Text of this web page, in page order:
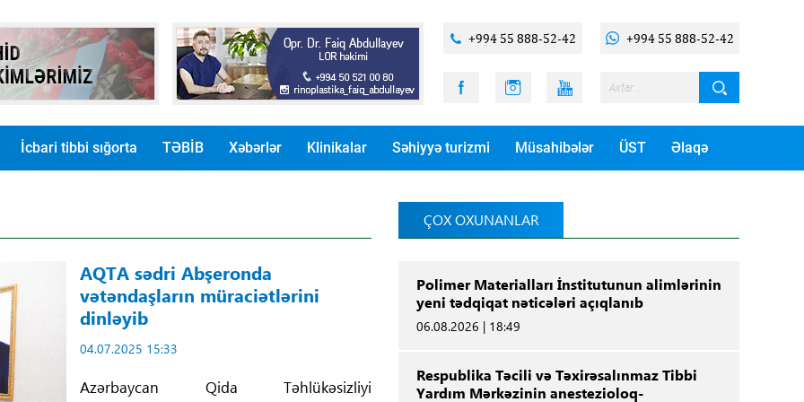
+994 55 888-52-42 +994 55 888-52-42
İcbari tibbi sığorta TƏBİB Xəbərlər Klinikalar Səhiyyə turizmi Müsahibələr ÜST Əlaqə
AQTA sədri Abşeronda
vətəndaşların müraciətlərini
dinləyib
04.07.2025 15:33
Azərbaycan Qida Təhlükəsizliyi
ÇOX OXUNANLAR
Polimer Materialları İnstitutunun alimlərinin
yeni tədqiqat nəticələri açıqlanıb
06.08.2026 | 18:49
Respublika Təcili və Təxirəsalınmaz Tibbi
Yardım Mərkəzinin anestezioloq-